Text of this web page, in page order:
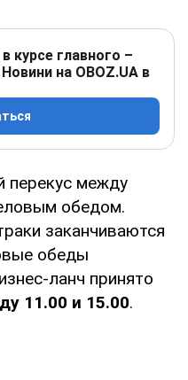
курсе главного –
на OBOZ.UA в
перекус между
обедом.
заканчиваются
обеды
ланч принято
11.00 и 15.00.